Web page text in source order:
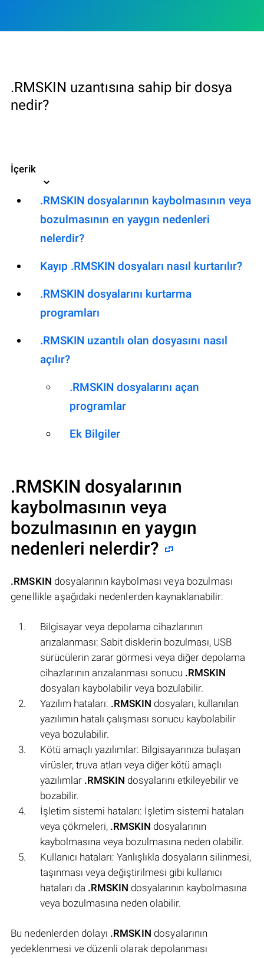
.RMSKIN uzantısına sahip bir dosya
nedir?
İçerik
.RMSKIN dosyalarının kaybolmasının veya
bozulmasının en yaygın nedenleri
nelerdir?
Kayıp .RMSKIN dosyaları nasıl kurtarılır?
.RMSKIN dosyalarını kurtarma
programları
.RMSKIN uzantılı olan dosyasını nasıl
açılır?
.RMSKIN dosyalarını açan
programlar
Ek Bilgiler
.RMSKIN dosyalarının
kaybolmasının veya
bozulmasının en yaygın
nedenleri nelerdir?
.RMSKIN dosyalarının kaybolması veya bozulması
genellikle aşağıdaki nedenlerden kaynaklanabilir:
Bilgisayar veya depolama cihazlarının
arızalanması: Sabit disklerin bozulması, USB
sürücülerin zarar görmesi veya diğer depolama
cihazlarının arızalanması sonucu .RMSKIN
dosyaları kaybolabilir veya bozulabilir.
Yazılım hataları: .RMSKIN dosyaları, kullanılan
yazılımın hatalı çalışması sonucu kaybolabilir
veya bozulabilir.
Kötü amaçlı yazılımlar: Bilgisayarınıza bulaşan
virüsler, truva atları veya diğer kötü amaçlı
yazılımlar .RMSKIN dosyalarını etkileyebilir ve
bozabilir.
İşletim sistemi hataları: İşletim sistemi hataları
veya çökmeleri, .RMSKIN dosyalarının
kaybolmasına veya bozulmasına neden olabilir.
Kullanıcı hataları: Yanlışlıkla dosyaların silinmesi,
taşınması veya değiştirilmesi gibi kullanıcı
hataları da .RMSKIN dosyalarının kaybolmasına
veya bozulmasına neden olabilir.
Bu nedenlerden dolayı .RMSKIN dosyalarının
yedeklenmesi ve düzenli olarak depolanması